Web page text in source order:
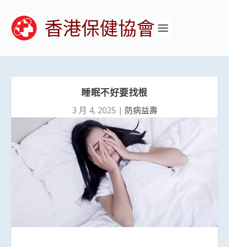
香港保健協會
睡眠不好要找根
3 月 4, 2025 | 防病益壽